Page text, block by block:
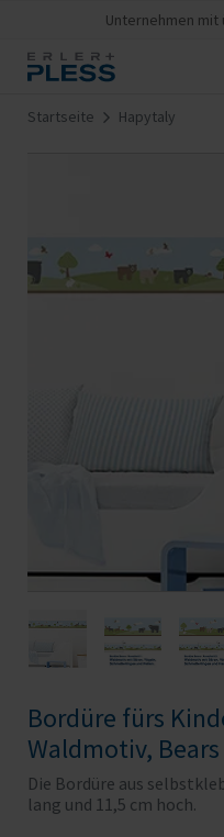
Unternehmen mit
Startseite Hapytaly
Bordüre fürs
Waldmotiv, Bears
Die Bordüre aus
lang und 11,5 cm hoch.